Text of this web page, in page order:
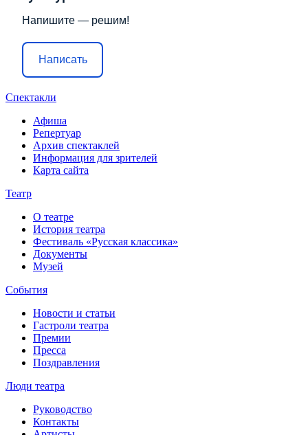
Напишите — решим!
Написать
Спектакли
Афиша
Репертуар
Архив спектаклей
Информация для зрителей
Карта сайта
Театр
О театре
История театра
Фестиваль «Русская классика»
Документы
Музей
События
Новости и статьи
Гастроли театра
Премии
Пресса
Поздравления
Люди театра
Руководство
Контакты